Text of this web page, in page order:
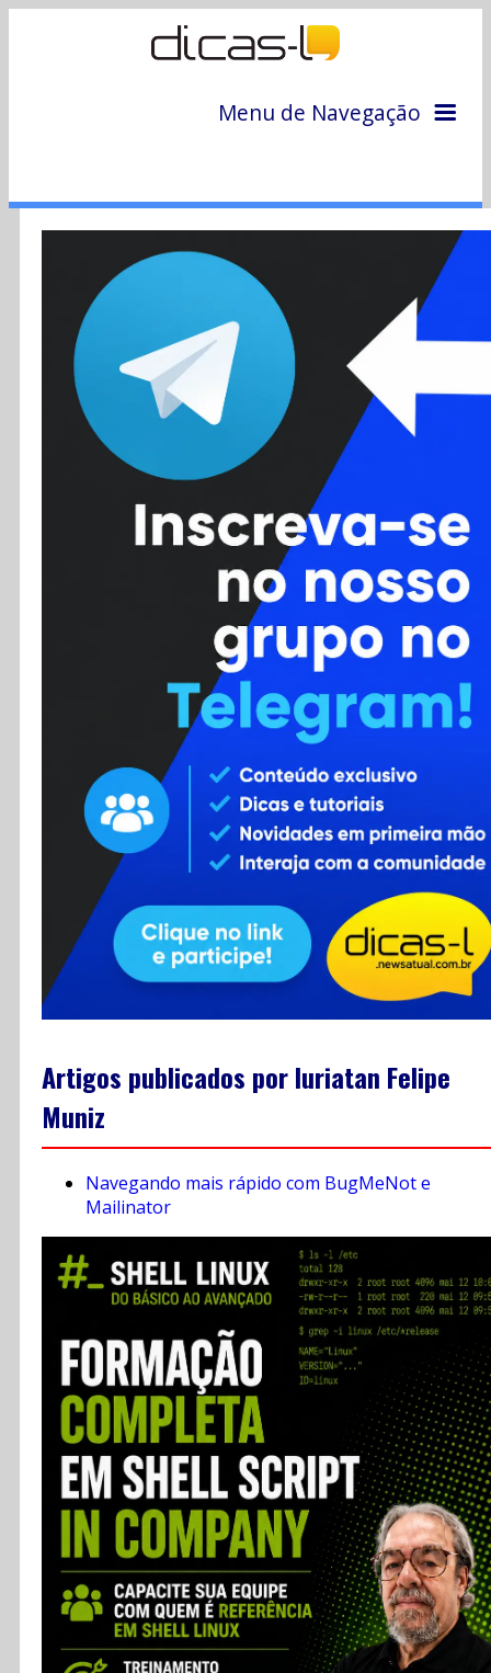
Menu de Navegação
Colunas
Colaboradores
Cursos
Enviar Dica
Contato
RSS
Artigos publicados por Iuriatan Felipe
Muniz
Navegando mais rápido com BugMeNot e
Mailinator